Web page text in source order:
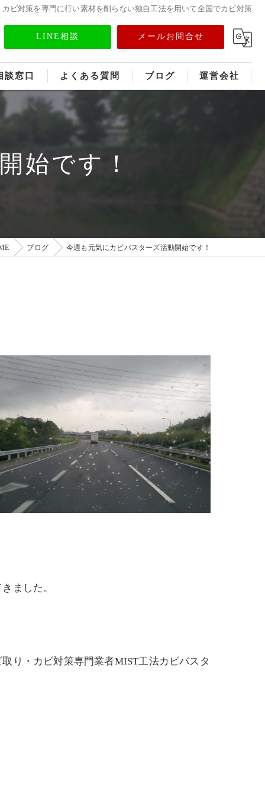
ビ対策を専門に行い素材を削らない独自工法を用いて全国でカビ対策
LINE相談 メールお問合せ
談窓口 よくある質問 ブログ 運営会社
フランチャイズ募集
始です！
ブログ 今週も元気にカビバスターズ活動開始です！
ました。
り・カビ対策専門業者MIST工法カビバスタ